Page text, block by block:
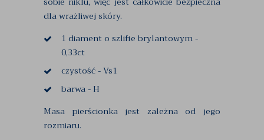
dla wrażliwej skóry.
1 diament o szlifie brylantowym -
0,33ct
czystość - Vs1
barwa - H
Masa pierścionka jest zależna od jego
rozmiaru.